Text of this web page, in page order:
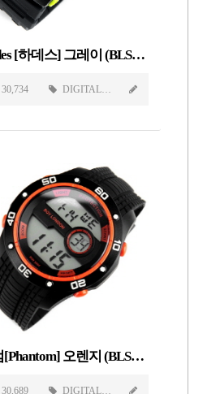
Hades [하데스] 그레이 (BLS1503-GY)
30,734 DIGITAL
팬텀[Phantom] 오렌지 (BLS1513-OR)
30,689 DIGITAL